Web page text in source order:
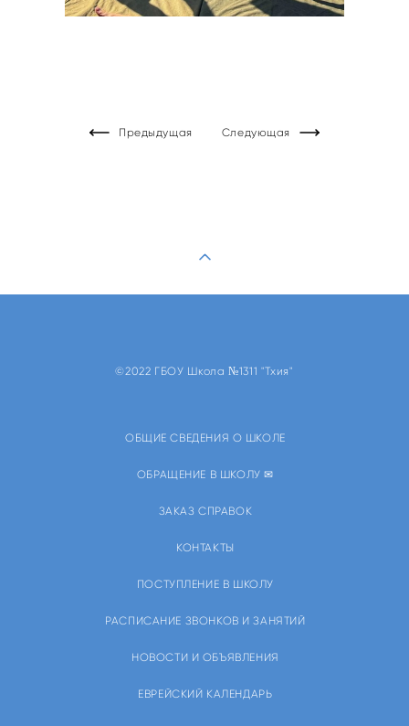
Предыдущая Следующая
©2022 ГБОУ Школа №1311 "Тхия"
ОБЩИЕ СВЕДЕНИЯ О ШКОЛЕ
ОБРАЩЕНИЕ В ШКОЛУ ✉
ЗАКАЗ СПРАВОК
КОНТАКТЫ
ПОСТУПЛЕНИЕ В ШКОЛУ
РАСПИСАНИЕ ЗВОНКОВ И ЗАНЯТИЙ
НОВОСТИ И ОБЪЯВЛЕНИЯ
ЕВРЕЙСКИЙ КАЛЕНДАРЬ